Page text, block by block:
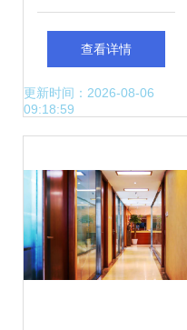
企业咨询管理公司
Logo设计的关键策
查看详情
更新时间：2026-08-06
09:18:59